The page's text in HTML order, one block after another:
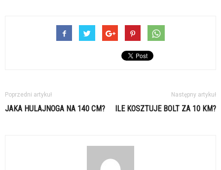
Poprzedni artykuł
JAKA HULAJNOGA NA 140 CM?
Następny artykuł
ILE KOSZTUJE BOLT ZA 10 KM?